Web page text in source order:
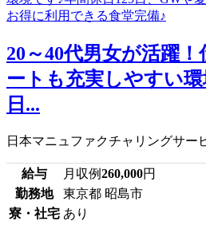
20～40代男女が活躍
ートも充実しやすい
日...
日本マニュファクチャリングサー
給与 月収例260,000円
勤務地
東京都 昭島市
寮・社宅 あり